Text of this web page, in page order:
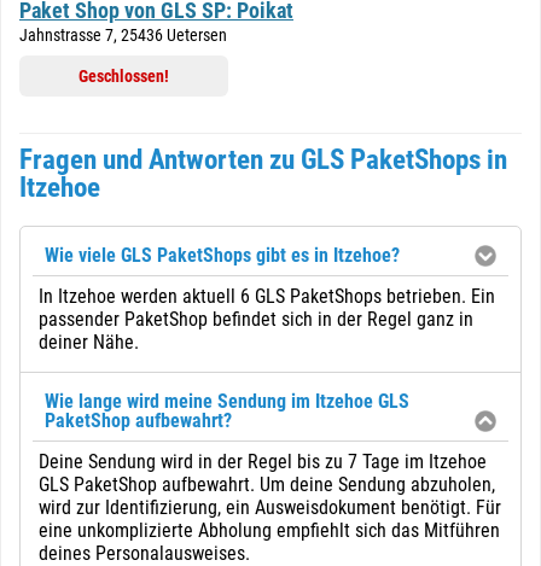
Paket Shop von GLS SP: Poikat
Jahnstrasse 7, 25436 Uetersen
Geschlossen!
Fragen und Antworten zu GLS PaketShops in
Itzehoe
Wie viele GLS PaketShops gibt es in Itzehoe?
In Itzehoe werden aktuell 6 GLS PaketShops betrieben. Ein
passender PaketShop befindet sich in der Regel ganz in
deiner Nähe.
Wie lange wird meine Sendung im Itzehoe GLS
PaketShop aufbewahrt?
Deine Sendung wird in der Regel bis zu 7 Tage im Itzehoe
GLS PaketShop aufbewahrt. Um deine Sendung abzuholen,
wird zur Identifizierung, ein Ausweisdokument benötigt. Für
eine unkomplizierte Abholung empfiehlt sich das Mitführen
deines Personalausweises.